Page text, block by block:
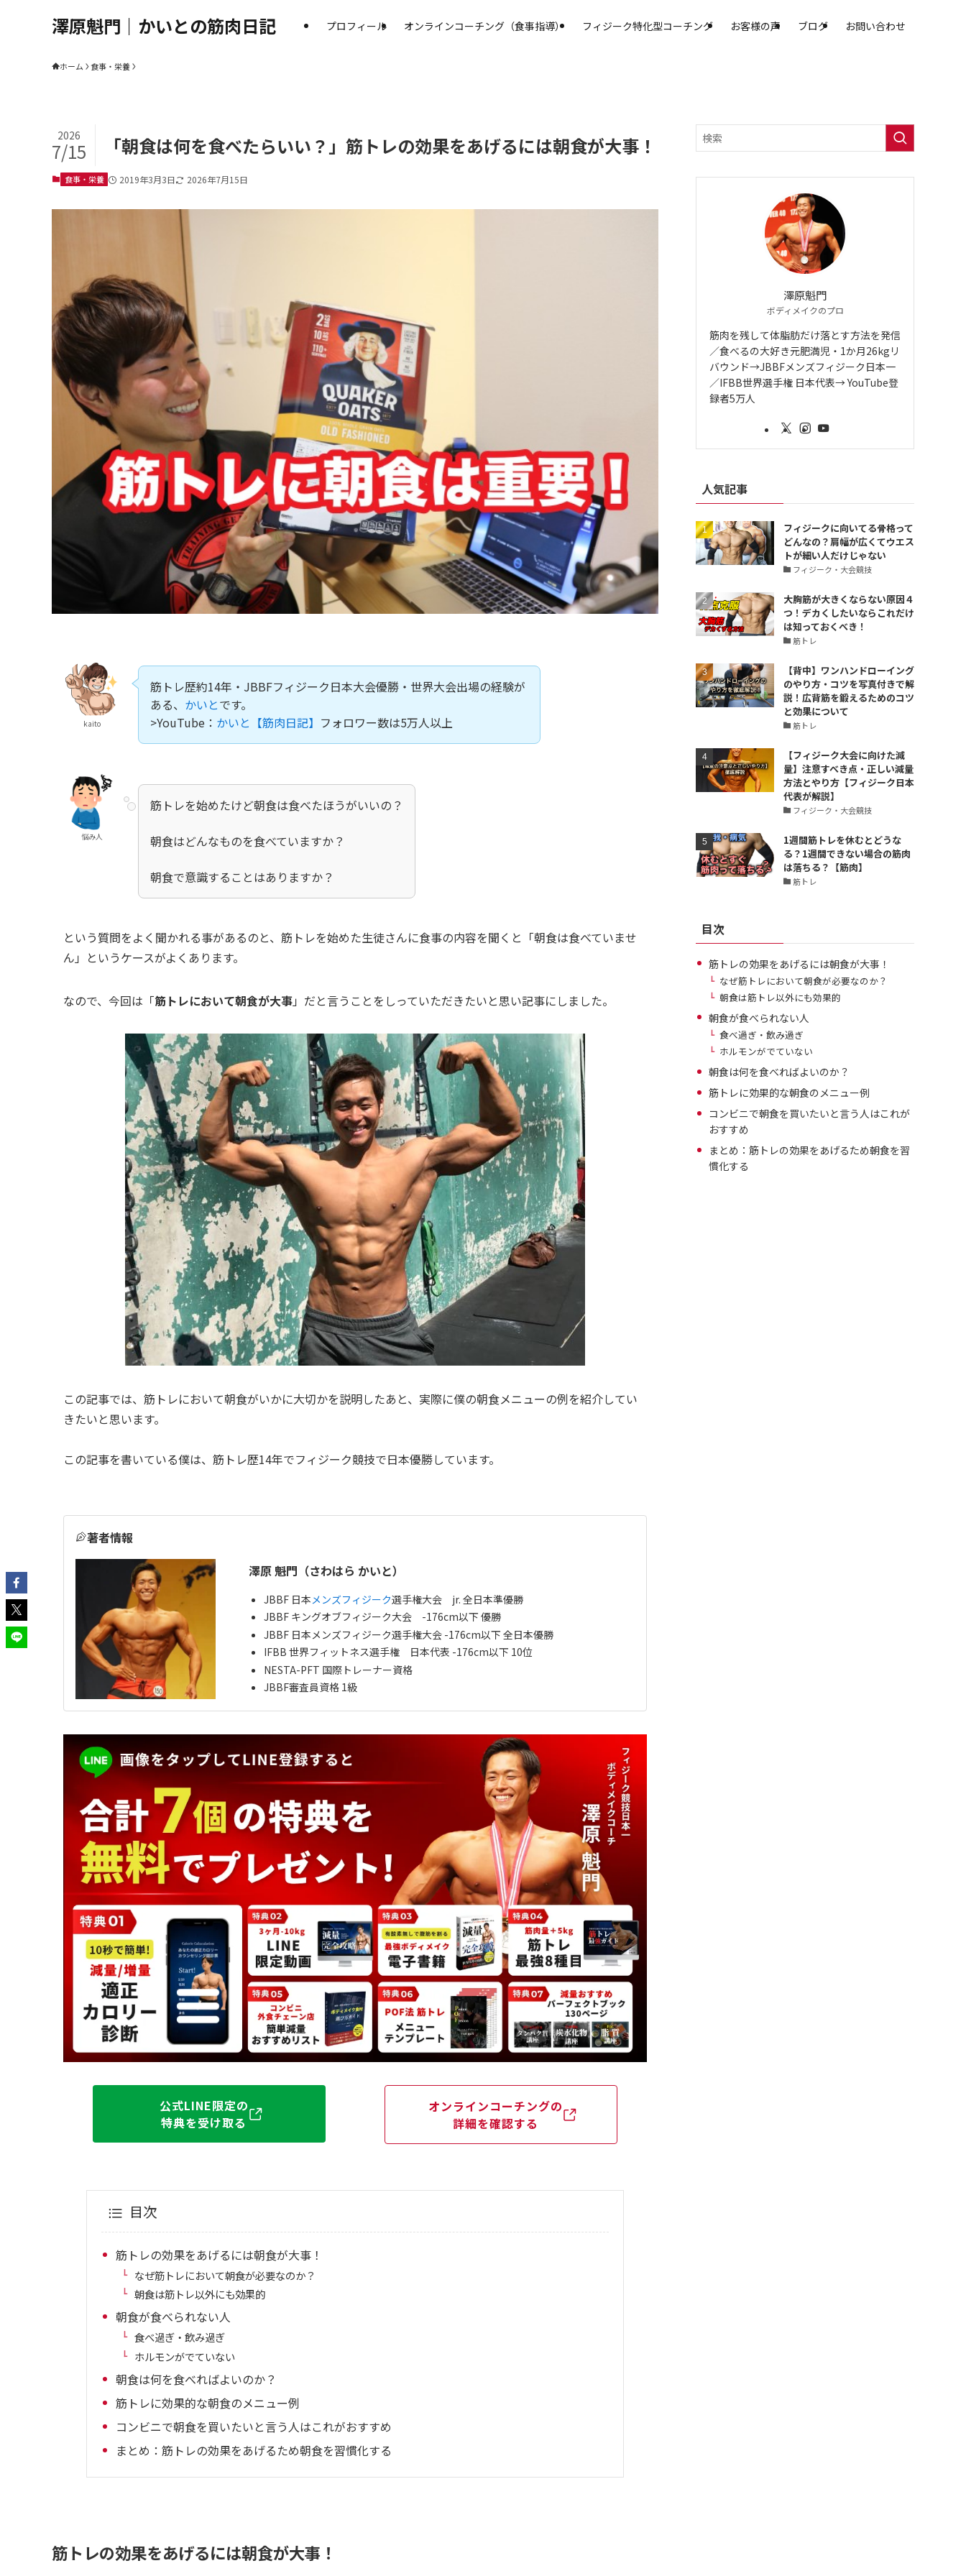
澤原魁門｜かいとの筋肉日記 プロフィール オンラインコーチング（食事指導） フィジーク特化型コーチング お客様の声 ブログ お問い合わせ
ホーム 食事・栄養
「朝食は何を食べたらいい？」筋トレの効果をあげるには朝食が大事！
2026
7/15
食事・栄養 2019年3月3日 2026年7月15日
kaito
筋トレ歴約14年・JBBFフィジーク日本大会優勝・世界大会出場の経験が
ある、 かいとです。
>YouTube： かいと【筋肉日記】 フォロワー数は5万人以上
悩み人
筋トレを始めたけど朝食は食べたほうがいいの？
朝食はどんなものを食べていますか？
朝食で意識することはありますか？
という質問をよく聞かれる事があるのと、筋トレを始めた生徒さんに食事の内容を聞くと「朝食は食べていませ
ん」というケースがよくあります。
なので、今回は「筋トレにおいて朝食が大事」だと言うことをしっていただきたいと思い記事にしました。
この記事では、筋トレにおいて朝食がいかに大切かを説明したあと、実際に僕の朝食メニューの例を紹介してい
きたいと思います。
この記事を書いている僕は、筋トレ歴14年でフィジーク競技で日本優勝しています。
著者情報
澤原 魁門（さわはら かいと）
JBBF 日本 メンズフィジーク選手権大会 jr. 全日本準優勝
JBBF キングオブフィジーク大会 -176cm以下 優勝
JBBF 日本メンズフィジーク選手権大会 -176cm以下 全日本優勝
IFBB 世界フィットネス選手権 日本代表 -176cm以下 10位
NESTA-PFT 国際トレーナー資格
JBBF審査員資格 1級
公式LINE限定の
特典を受け取る
オンラインコーチングの
詳細を確認する
目次
筋トレの効果をあげるには朝食が大事！
なぜ筋トレにおいて朝食が必要なのか？
朝食は筋トレ以外にも効果的
朝食が食べられない人
食べ過ぎ・飲み過ぎ
ホルモンがでていない
朝食は何を食べればよいのか？
筋トレに効果的な朝食のメニュー例
コンビニで朝食を買いたいと言う人はこれがおすすめ
まとめ：筋トレの効果をあげるため朝食を習慣化する
筋トレの効果をあげるには朝食が大事！
澤原魁門
ボディメイクのプロ
筋肉を残して体脂肪だけ落とす方法を発信
／食べるの大好き元肥満児・1か月26kgリ
バウンド→JBBFメンズフィジーク日本一
／IFBB世界選手権 日本代表→ YouTube登
録者5万人
人気記事
フィジークに向いてる骨格って
どんなの？肩幅が広くてウエス
トが細い人だけじゃない
フィジーク・大会競技
大胸筋が大きくならない原因４
つ！デカくしたいならこれだけ
は知っておくべき！
筋トレ
【背中】ワンハンドローイング
のやり方・コツを写真付きで解
説！広背筋を鍛えるためのコツ
と効果について
筋トレ
【フィジーク大会に向けた減
量】注意すべき点・正しい減量
方法とやり方【フィジーク日本
代表が解説】
フィジーク・大会競技
1週間筋トレを休むとどうな
る？1週間できない場合の筋肉
は落ちる？【筋肉】
筋トレ
目次
筋トレの効果をあげるには朝食が大事！
なぜ筋トレにおいて朝食が必要なのか？
朝食は筋トレ以外にも効果的
朝食が食べられない人
食べ過ぎ・飲み過ぎ
ホルモンがでていない
朝食は何を食べればよいのか？
筋トレに効果的な朝食のメニュー例
コンビニで朝食を買いたいと言う人はこれが
おすすめ
まとめ：筋トレの効果をあげるため朝食を習
慣化する